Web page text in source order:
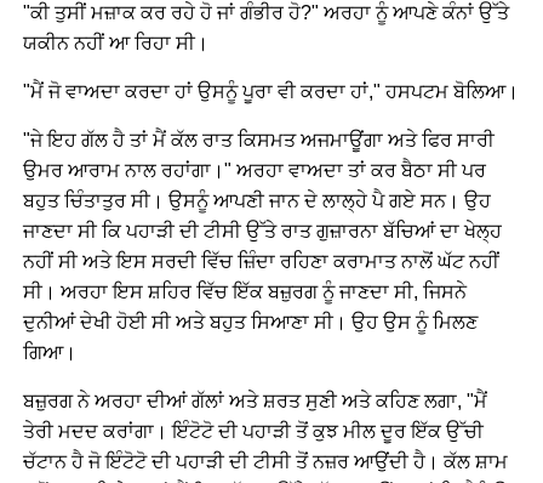
"ਕੀ ਤੁਸੀਂ ਮਜ਼ਾਕ ਕਰ ਰਹੇ ਹੋ ਜਾਂ ਗੰਭੀਰ ਹੋ?" ਅਰਹਾ ਨੂੰ ਆਪਣੇ ਕੰਨਾਂ ਉੱਤੇ
ਯਕੀਨ ਨਹੀਂ ਆ ਰਿਹਾ ਸੀ।
"ਮੈਂ ਜੋ ਵਾਅਦਾ ਕਰਦਾ ਹਾਂ ਉਸਨੂੰ ਪੂਰਾ ਵੀ ਕਰਦਾ ਹਾਂ," ਹਸਪਟਮ ਬੋਲਿਆ।
"ਜੇ ਇਹ ਗੱਲ ਹੈ ਤਾਂ ਮੈਂ ਕੱਲ ਰਾਤ ਕਿਸਮਤ ਅਜਮਾਊਂਗਾ ਅਤੇ ਫਿਰ ਸਾਰੀ
ਉਮਰ ਆਰਾਮ ਨਾਲ ਰਹਾਂਗਾ।" ਅਰਹਾ ਵਾਅਦਾ ਤਾਂ ਕਰ ਬੈਠਾ ਸੀ ਪਰ
ਬਹੁਤ ਚਿੰਤਾਤੁਰ ਸੀ। ਉਸਨੂੰ ਆਪਣੀ ਜਾਨ ਦੇ ਲਾਲ੍ਹੇ ਪੈ ਗਏ ਸਨ। ਉਹ
ਜਾਣਦਾ ਸੀ ਕਿ ਪਹਾੜੀ ਦੀ ਟੀਸੀ ਉੱਤੇ ਰਾਤ ਗੁਜ਼ਾਰਨਾ ਬੱਚਿਆਂ ਦਾ ਖੇਲ੍ਹ
ਨਹੀਂ ਸੀ ਅਤੇ ਇਸ ਸਰਦੀ ਵਿੱਚ ਜ਼ਿੰਦਾ ਰਹਿਣਾ ਕਰਾਮਾਤ ਨਾਲੋਂ ਘੱਟ ਨਹੀਂ
ਸੀ। ਅਰਹਾ ਇਸ ਸ਼ਹਿਰ ਵਿੱਚ ਇੱਕ ਬਜ਼ੁਰਗ ਨੂੰ ਜਾਣਦਾ ਸੀ, ਜਿਸਨੇ
ਦੁਨੀਆਂ ਦੇਖੀ ਹੋਈ ਸੀ ਅਤੇ ਬਹੁਤ ਸਿਆਣਾ ਸੀ। ਉਹ ਉਸ ਨੂੰ ਮਿਲਣ
ਗਿਆ।
ਬਜ਼ੁਰਗ ਨੇ ਅਰਹਾ ਦੀਆਂ ਗੱਲਾਂ ਅਤੇ ਸ਼ਰਤ ਸੁਣੀ ਅਤੇ ਕਹਿਣ ਲਗਾ, "ਮੈਂ
ਤੇਰੀ ਮਦਦ ਕਰਾਂਗਾ। ਇੰਟੋਟੋ ਦੀ ਪਹਾੜੀ ਤੋਂ ਕੁਝ ਮੀਲ ਦੂਰ ਇੱਕ ਉੱਚੀ
ਚੱਟਾਨ ਹੈ ਜੋ ਇੰਟੋਟੋ ਦੀ ਪਹਾੜੀ ਦੀ ਟੀਸੀ ਤੋਂ ਨਜ਼ਰ ਆਉਂਦੀ ਹੈ। ਕੱਲ ਸ਼ਾਮ